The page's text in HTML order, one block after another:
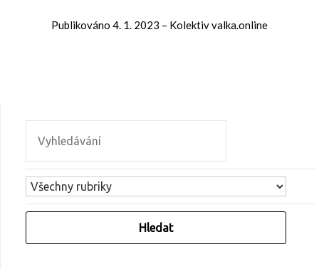
Publikováno 4. 1. 2023 – Kolektiv valka.online